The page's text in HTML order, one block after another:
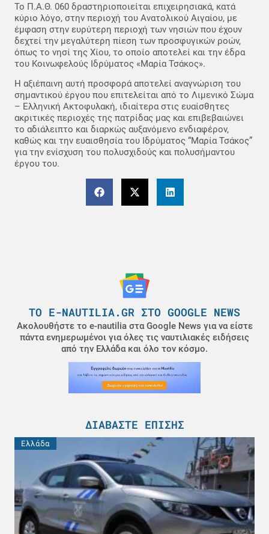
Το Π.Α.Θ. 060 δραστηριοποιείται επιχειρησιακά, κατά
κύριο λόγο, στην περιοχή του Ανατολικού Αιγαίου, με
έμφαση στην ευρύτερη περιοχή των νησιών που έχουν
δεχτεί την μεγαλύτερη πίεση των προσφυγικών ροών,
όπως το νησί της Χίου, το οποίο αποτελεί και την έδρα
του Κοινωφελούς Ιδρύματος «Μαρία Τσάκος».
Η αξιέπαινη αυτή προσφορά αποτελεί αναγνώριση του
σημαντικού έργου που επιτελείται από το Λιμενικό Σώμα
– Ελληνική Ακτοφυλακή, ιδιαίτερα στις ευαίσθητες
ακριτικές περιοχές της πατρίδας μας και επιβεβαιώνει
το αδιάλειπτο και διαρκώς αυξανόμενο ενδιαφέρον,
καθώς και την ευαισθησία του Ιδρύματος “Μαρία Τσάκος”
για την ενίσχυση του πολυσχιδούς και πολυσήμαντου
έργου του.
ΤΟ E-NAUTILIA.GR ΣΤΟ GOOGLE NEWS
Ακολουθήστε το e-nautilia στα Google News για να είστε
πάντα ενημερωμένοι για όλες τις ναυτιλιακές ειδήσεις
από την Ελλάδα και όλο τον κόσμο.
ΔΙΑΒΆΣΤΕ ΕΠΊΣΗΣ
Ελλάδα